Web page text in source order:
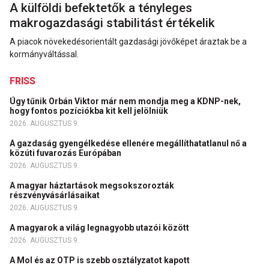
A külföldi befektetők a tényleges
makrogazdasági stabilitást értékelik
A piacok növekedésorientált gazdasági jövőképet áraztak be a
kormányváltással.
FRISS
Úgy tűnik Orbán Viktor már nem mondja meg a KDNP-nek,
hogy fontos pozíciókba kit kell jelölniük
2026. AUGUSZTUS 9.
A gazdaság gyengélkedése ellenére megállíthatatlanul nő a
közúti fuvarozás Európában
2026. AUGUSZTUS 9.
A magyar háztartások megsokszorozták
részvényvásárlásaikat
2026. AUGUSZTUS 9.
A magyarok a világ legnagyobb utazói között
2026. AUGUSZTUS 9.
A Mol és az OTP is szebb osztályzatot kapott